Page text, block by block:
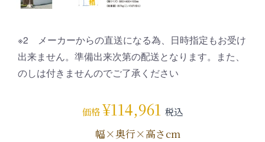
※2 メーカーからの直送になる為、日時指定もお受け
出来ません。準備出来次第の配送となります。また、
のしは付きませんのでご了承ください
価格¥114,961 税込
幅×奥行×高さcm